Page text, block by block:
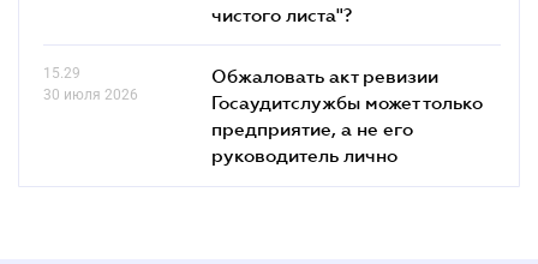
чистого листа"?
15.29
30 июля 2026
Обжаловать акт ревизии
Госаудитслужбы может только
предприятие, а не его
руководитель лично